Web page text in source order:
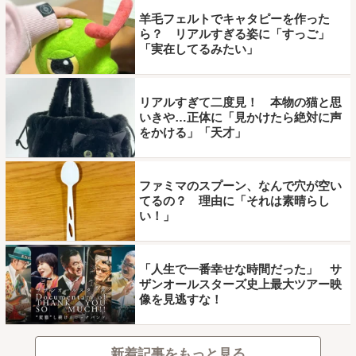
羊毛フェルトでキャタピーを作った
ら？ リアルすぎる姿に「すっご」
「実在してるみたい」
リアルすぎて二度見！ 本物の猫と思
いきや…正体に「見かけたら絶対に声
をかける」「天才」
ファミマのスプーン、なんで穴が空い
てるの？ 理由に「それは素晴らし
い！」
「人生で一番幸せな時間だった」 サ
ザンオールスターズ史上最大ツアー映
像を見逃すな！